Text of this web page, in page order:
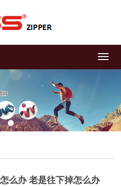
导
么办 老是往下掉怎么办